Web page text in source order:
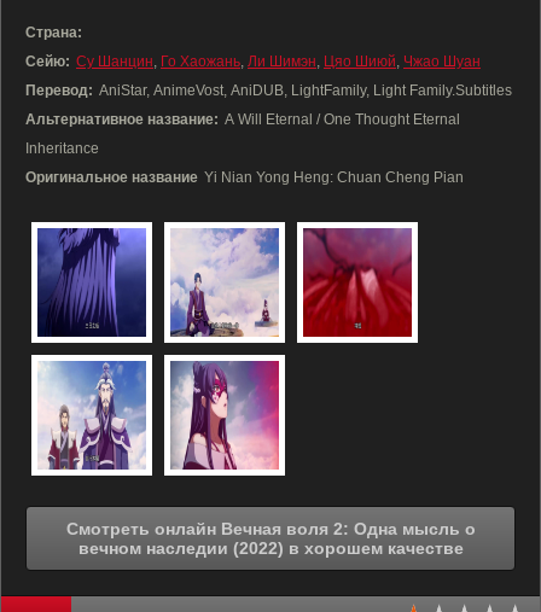
Страна:
Сейю: Су Шанцин, Го Хаожань, Ли Шимэн, Цяо Шиюй, Чжао Шуан
Перевод: AniStar, AnimeVost, AniDUB, LightFamily, Light Family.Subtitles
Альтернативное название: A Will Eternal / One Thought Eternal
Inheritance
Оригинальное название Yi Nian Yong Heng: Chuan Cheng Pian
Смотреть онлайн Вечная воля 2: Одна мысль о
вечном наследии (2022) в хорошем качестве